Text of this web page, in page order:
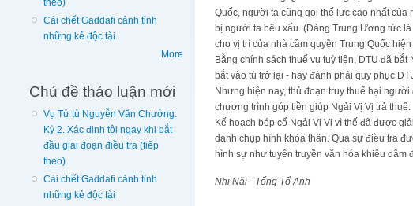
theo)
Cái chết Gaddafi cảnh tỉnh
những kẻ độc tài
More
Chủ đề thảo luận mới
Vụ Tử tù Nguyễn Văn Chưởng:
Kỳ 2. Xác định tội ngay khi bắt
đầu giai đoạn điều tra (tiếp
theo)
Cái chết Gaddafi cảnh tỉnh
những kẻ độc tài
Quốc, người ta cũng gọi thế lực cao nhất
bị người ta bêu xấu. (Đảng Trung Ương tức
cho vị trí của nhà cầm quyền Trung Quốc
Bằng chính sách thuế vụ tuỳ tiện, DTU đã
bắt vào tù trở lại - hay đành phải quy phục
Nhưng hiện nay, thủ đoạn truy thuế hại
chương trình góp tiền giúp Ngải Vị Vị trả thuế.
Kế hoạch bóp cổ Ngải Vị Vị vì thế đã được
danh chụp hình khỏa thân. Qua sự điều tra
hình sự như tuyên truyền văn hóa khiêu dâm
Nhị Nãi - Tống Tổ Anh